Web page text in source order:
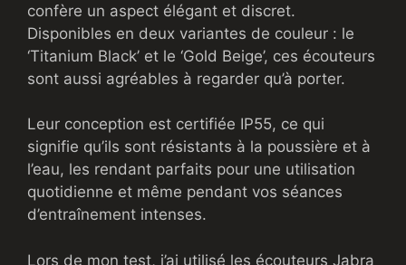
confère un aspect élégant et discret.
Disponibles en deux variantes de couleur : le
‘Titanium Black’ et le ‘Gold Beige’, ces écouteurs
sont aussi agréables à regarder qu’à porter.
Leur conception est certifiée IP55, ce qui
signifie qu’ils sont résistants à la poussière et à
l’eau, les rendant parfaits pour une utilisation
quotidienne et même pendant vos séances
d’entraînement intenses.
Lors de mon test, j’ai utilisé les écouteurs Jabra